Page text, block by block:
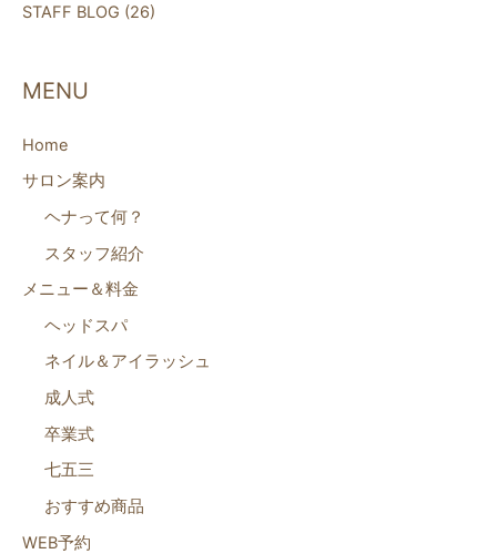
STAFF BLOG (26)
MENU
Home
サロン案内
ヘナって何？
スタッフ紹介
メニュー＆料金
ヘッドスパ
ネイル＆アイラッシュ
成人式
卒業式
七五三
おすすめ商品
WEB予約